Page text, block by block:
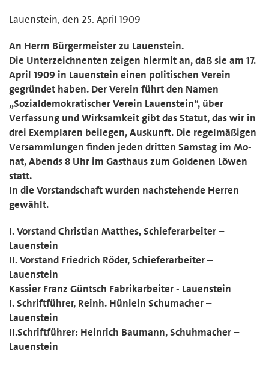
Lauenstein, den 25. April 1909
An Herrn Bürgermeister zu Lauenstein.
Die Unterzeichnenten zeigen hiermit an, daß sie am 17.
April 1909 in Lauenstein einen politischen Verein
gegründet haben. Der Verein führt den Namen
„Sozialdemokratischer Verein Lauen­stein“, über
Verfassung und Wirksamkeit gibt das Statut, das wir in
drei Exemplaren beilegen, Auskunft. Die regelmäßigen
Versammlungen finden jeden dritten Samstag im Mo­
nat, Abends 8 Uhr im Gasthaus zum Goldenen Löwen
statt.
In die Vorstandschaft wurden nachstehende Herren
gewählt.
I. Vorstand Christian Matthes, Schieferarbeiter –
Lauenstein
II. Vorstand Friedrich Röder, Schieferarbeiter –
Lauenstein
Kassier Franz Güntsch Fabrikarbeiter - Lauenstein
I. Schriftführer, Reinh. Hünlein Schumacher –
Lauenstein
II.Schriftführer: Heinrich Baumann, Schuhmacher –
Lauenstein